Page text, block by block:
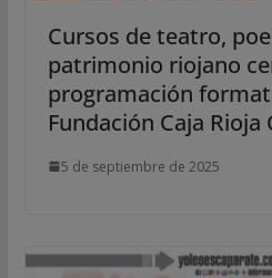
Cursos de teatro,
patrimonio riojano
programación
Fundación Caja Rioja
5 de septiembre de 2025